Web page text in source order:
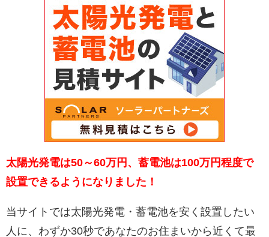
太陽光発電は50～60万円、蓄電池は100万円程度で
設置できるようになりました！
当サイトでは太陽光発電・蓄電池を安く設置したい
人に、わずか30秒であなたのお住まいから近くて最